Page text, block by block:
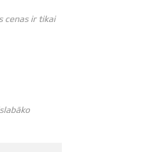
cenas ir tikai